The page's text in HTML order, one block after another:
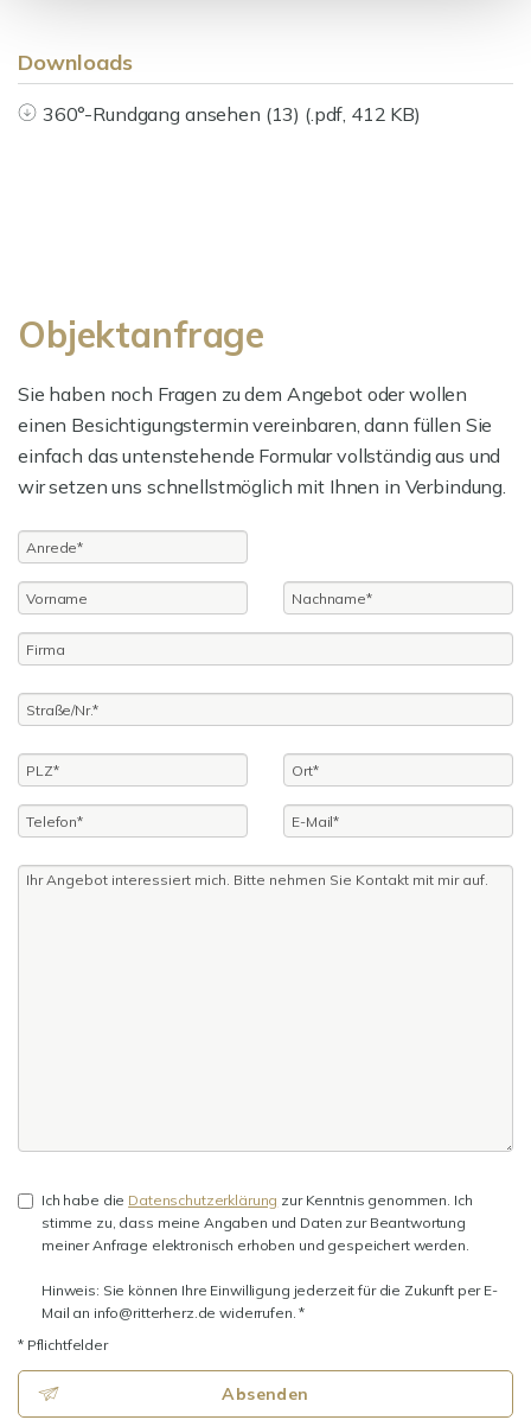
Downloads
360°-Rundgang ansehen (13) (.pdf, 412 KB)
Objektanfrage
Sie haben noch Fragen zu dem Angebot oder wollen
einen Besichtigungstermin vereinbaren, dann füllen Sie
einfach das untenstehende Formular vollständig aus und
wir setzen uns schnellstmöglich mit Ihnen in Verbindung.
Ich habe die Datenschutzerklärung zur Kenntnis genommen. Ich
stimme zu, dass meine Angaben und Daten zur Beantwortung
meiner Anfrage elektronisch erhoben und gespeichert werden.
Hinweis: Sie können Ihre Einwilligung jederzeit für die Zukunft per E-
Mail an info@ritterherz.de widerrufen. *
* Pflichtfelder
Absenden